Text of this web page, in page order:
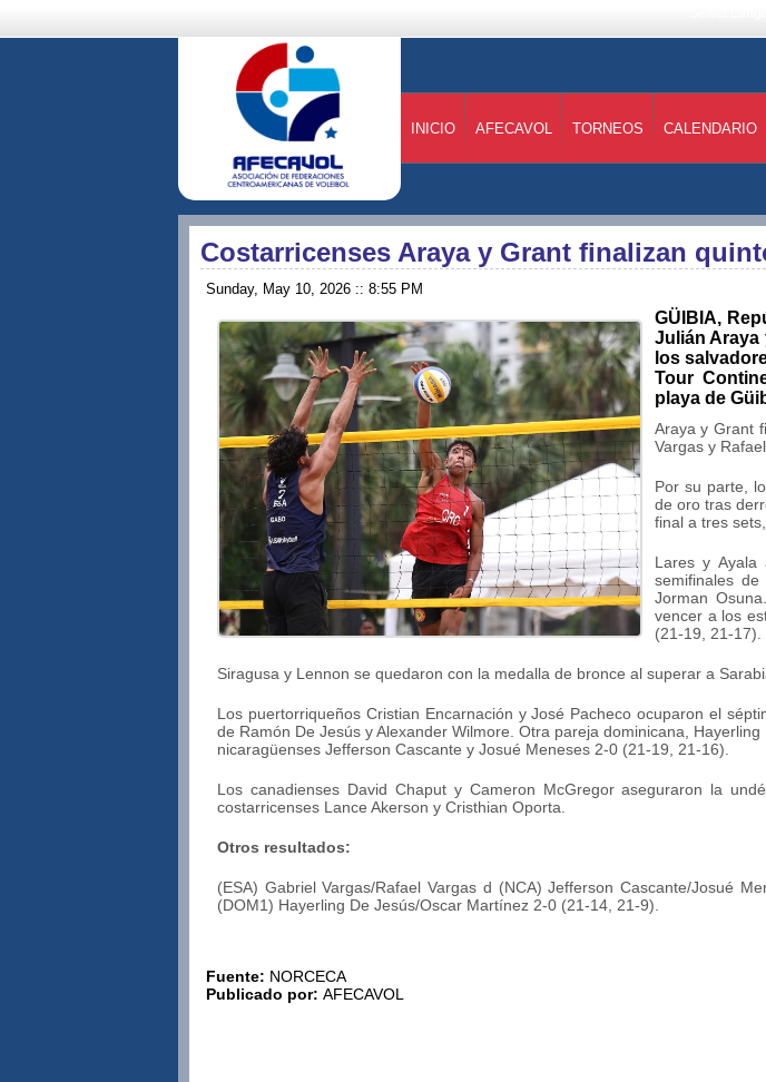
INICIO AFECAVOL TORNEOS CALENDARIO
Costarricenses Araya y Grant finalizan
Sunday, May 10, 2026 :: 8:55 PM
GÜIBIA,
Julián Araya
los
Tour
playa de
Araya y Grant
Vargas y
Por su parte,
de oro tras
final a tres
Lares y Ayala
semifinales
Jorman
vencer a los
(21-19, 21-17).
Siragusa y Lennon se quedaron con la medalla de bronce al superar a
Los puertorriqueños Cristian Encarnación y José Pacheco ocuparon el
de Ramón De Jesús y Alexander Wilmore. Otra pareja dominicana,
nicaragüenses Jefferson Cascante y Josué Meneses 2-0 (21-19, 21-16).
Los canadienses David Chaput y Cameron McGregor aseguraron la
costarricenses Lance Akerson y Cristhian Oporta.
Otros resultados:
(ESA) Gabriel Vargas/Rafael Vargas d (NCA) Jefferson Cascante/Josué
(DOM1) Hayerling De Jesús/Oscar Martínez 2-0 (21-14, 21-9).
Fuente: NORCECA
Publicado por: AFECAVOL